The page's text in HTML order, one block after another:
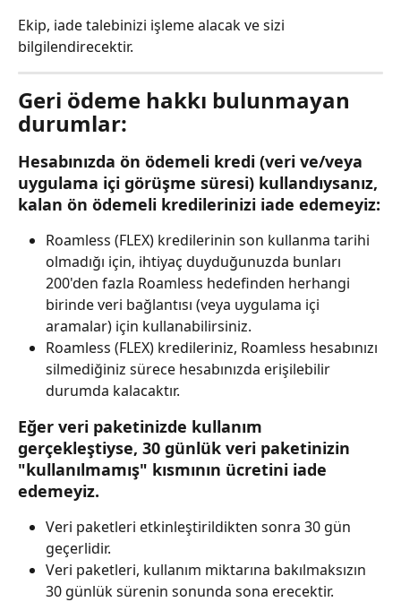
Ekip, iade talebinizi işleme alacak ve sizi
bilgilendirecektir.
Geri ödeme hakkı bulunmayan
durumlar:
Hesabınızda ön ödemeli kredi (veri ve/veya
uygulama içi görüşme süresi) kullandıysanız,
kalan ön ödemeli kredilerinizi iade edemeyiz:
Roamless (FLEX) kredilerinin son kullanma tarihi
olmadığı için, ihtiyaç duyduğunuzda bunları
200'den fazla Roamless hedefinden herhangi
birinde veri bağlantısı (veya uygulama içi
aramalar) için kullanabilirsiniz.
Roamless (FLEX) kredileriniz, Roamless hesabınızı
silmediğiniz sürece hesabınızda erişilebilir
durumda kalacaktır.
Eğer veri paketinizde kullanım
gerçekleştiyse, 30 günlük veri paketinizin
"kullanılmamış" kısmının ücretini iade
edemeyiz.
Veri paketleri etkinleştirildikten sonra 30 gün
geçerlidir.
Veri paketleri, kullanım miktarına bakılmaksızın
30 günlük sürenin sonunda sona erecektir.